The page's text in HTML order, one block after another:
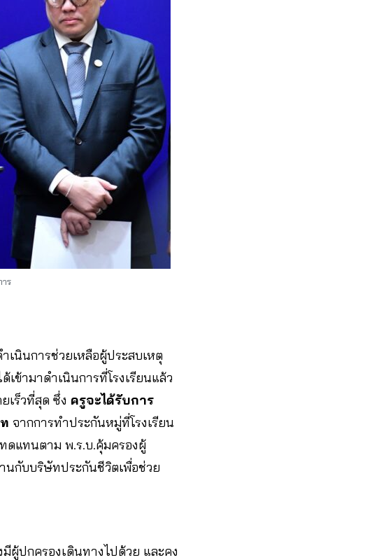
ร
เนินการช่วยเหลือผู้ประสบเหตุ
ข้ามาดำเนินการที่โรงเรียนแล้ว
เร็วที่สุด ซึ่ง ครูจะได้รับการ
จากการทำประกันหมู่ที่โรงเรียน
ดแทนตาม พ.ร.บ.คุ้มครองผู้
นกับบริษัทประกันชีวิตเพื่อช่วย
มีผู้ปกครอง​เดินทางไปด้วย​ และคง